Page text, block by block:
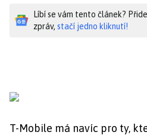
Líbí se vám tento článek?
zpráv, stačí jedno kliknutí!
T-Mobile má navíc pro ty,